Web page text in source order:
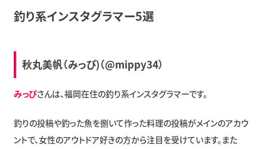
釣り系インスタグラマー5選
秋丸美帆（みっぴ)（@mippy34）
みっぴさんは、福岡在住の釣り系インスタグラマーです。
釣りの投稿や釣った魚を捌いて作った料理の投稿がメインのアカウ
ントで、女性のアウトドア好きの方から注目を受けています。また